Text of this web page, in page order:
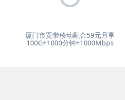
厦门市宽带移动融合59元月享
100G+1000分钟+1000Mbps